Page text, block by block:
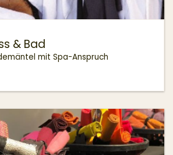
& Bad
mit Spa-Anspruch